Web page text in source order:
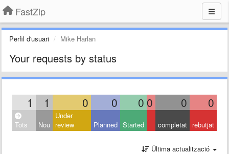
FastZip
Perfil d'usuari Mike Harlan
Your requests by status
1 1 0 0 0 0 0 0
Tots Nou
Under
review
Planned Started completat rebutjat
Última actualització